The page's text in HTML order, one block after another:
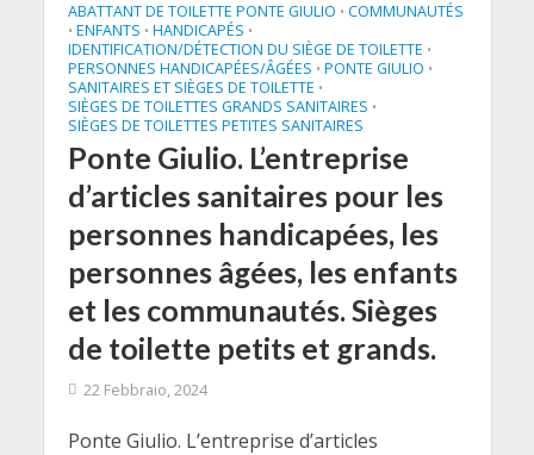
ABATTANT DE TOILETTE PONTE GIULIO • COMMUNAUTÉS
• ENFANTS • HANDICAPÉS •
IDENTIFICATION/DÉTECTION DU SIÈGE DE TOILETTE •
PERSONNES HANDICAPÉES/ÂGÉES • PONTE GIULIO •
SANITAIRES ET SIÈGES DE TOILETTE •
SIÈGES DE TOILETTES GRANDS SANITAIRES •
SIÈGES DE TOILETTES PETITES SANITAIRES
Ponte Giulio. L’entreprise
d’articles sanitaires pour les
personnes handicapées, les
personnes âgées, les enfants
et les communautés. Sièges
de toilette petits et grands.
22 Febbraio, 2024
Ponte Giulio. L’entreprise d’articles